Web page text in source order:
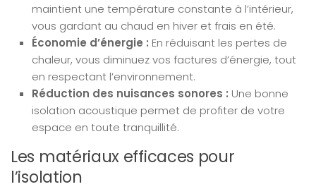
maintient une température constante à l’intérieur,
vous gardant au chaud en hiver et frais en été.
Économie d’énergie : En réduisant les pertes de
chaleur, vous diminuez vos factures d’énergie, tout
en respectant l’environnement.
Réduction des nuisances sonores : Une bonne
isolation acoustique permet de profiter de votre
espace en toute tranquillité.
Les matériaux efficaces pour
l’isolation